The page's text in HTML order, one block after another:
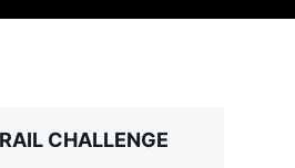
CHALLENGE